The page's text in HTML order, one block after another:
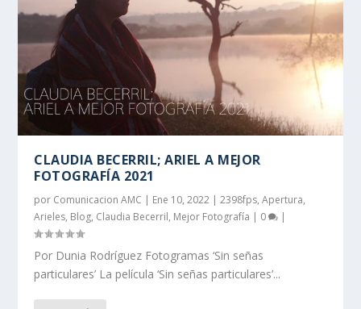
CLAUDIA BECERRIL; ARIEL A MEJOR
FOTOGRAFÍA 2021
por Comunicacion AMC | Ene 10, 2022 |2398fps,Apertura,
Arieles, Blog, Claudia Becerril, Mejor Fotografía | 0 |
Por Dunia Rodríguez Fotogramas ‘Sin señas
particulares’ La película ‘Sin señas particulares’...